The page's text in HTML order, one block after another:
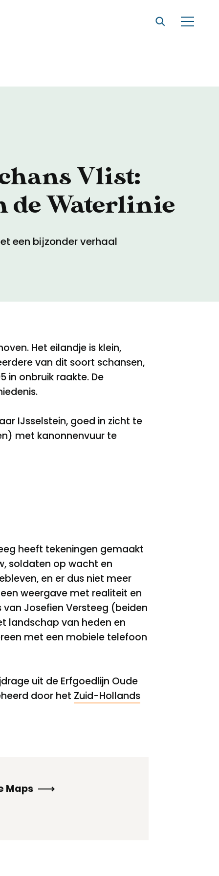
Vlist:
de Waterlinie
een bijzonder verhaal
Het eilandje is klein,
van dit soort schansen,
in onbruik raakte. De
IJsselstein, goed in zicht te
met kanonnenvuur te
heeft tekeningen gemaakt
soldaten op wacht en
en er dus niet meer
weergave met realiteit en
Josefien Versteeg (beiden
landschap van heden en
met een mobiele telefoon
uit de Erfgoedlijn Oude
door het Zuid-Hollands
Maps